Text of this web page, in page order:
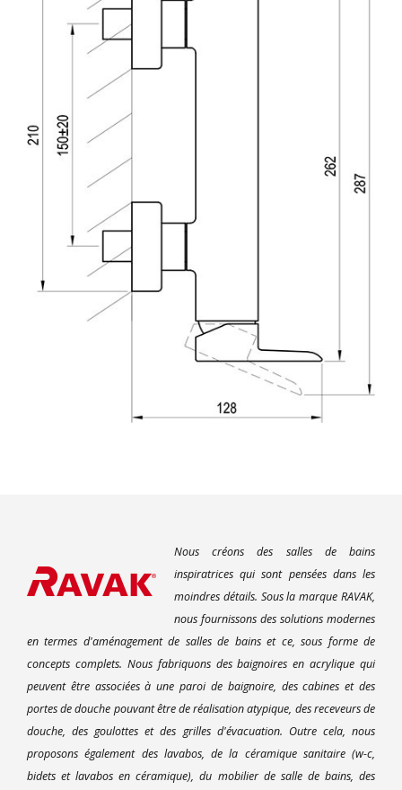
Nous créons des salles de bains
inspiratrices qui sont pensées dans les
moindres détails. Sous la marque RAVAK,
nous fournissons des solutions modernes
en termes d'aménagement de salles de bains et ce, sous forme de
concepts complets. Nous fabriquons des baignoires en acrylique qui
peuvent être associées à une paroi de baignoire, des cabines et des
portes de douche pouvant être de réalisation atypique, des receveurs de
douche, des goulottes et des grilles d'évacuation. Outre cela, nous
proposons également des lavabos, de la céramique sanitaire (w-c,
bidets et lavabos en céramique), du mobilier de salle de bains, des